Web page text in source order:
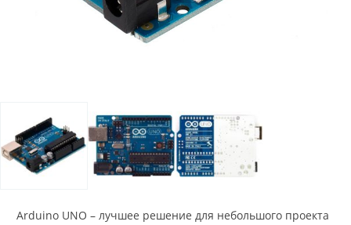
Arduino UNO – лучшее решение для небольшого проекта